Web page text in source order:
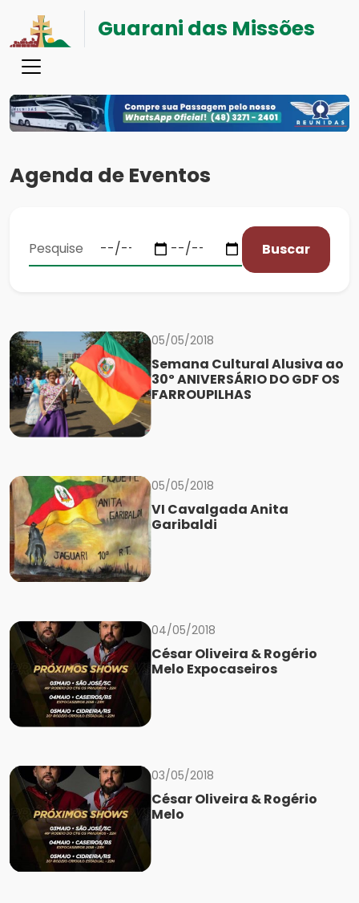
Guarani das Missões
Agenda de Eventos
Buscar
05/05/2018
Semana Cultural Alusiva ao
30º ANIVERSÁRIO DO GDF OS
FARROUPILHAS
05/05/2018
VI Cavalgada Anita
Garibaldi
04/05/2018
César Oliveira & Rogério
Melo Expocaseiros
03/05/2018
César Oliveira & Rogério
Melo